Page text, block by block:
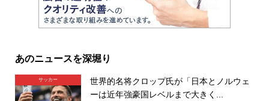
あのニュースを深堀り
サッカー
世界的名将クロップ氏が「日本とノルウェ
ーは近年強豪国レベルまで大きく...